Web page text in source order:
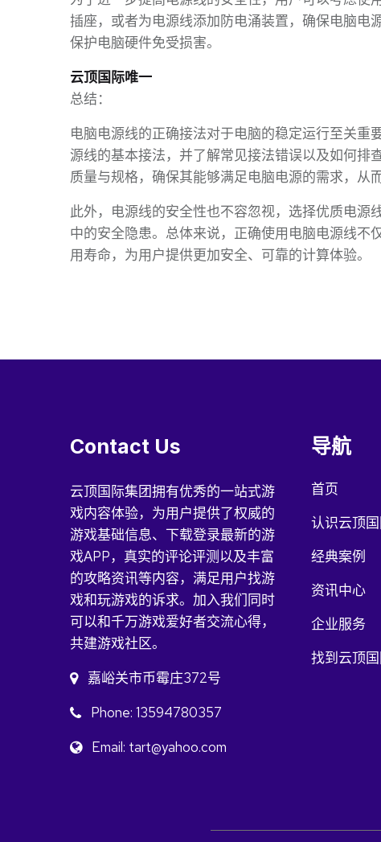
插座，或者为电源线添加防电涌装置，确保电脑电
保护电脑硬件免受损害。
云顶国际唯一
总结：
电脑电源线的正确接法对于电脑的稳定运行至关
源线的基本接法，并了解常见接法错误以及如何排
质量与规格，确保其能够满足电脑电源的需求，从
此外，电源线的安全性也不容忽视，选择优质电
中的安全隐患。总体来说，正确使用电脑电源线
用寿命，为用户提供更加安全、可靠的计算体验。
Contact Us
云顶国际集团拥有优秀的一站式游
戏内容体验，为用户提供了权威的
游戏基础信息、下载登录最新的游
戏APP，真实的评论评测以及丰富
的攻略资讯等内容，满足用户找游
戏和玩游戏的诉求。加入我们同时
可以和千万游戏爱好者交流心得，
共建游戏社区。
嘉峪关市币霉庄372号
Phone: 13594780357
Email: tart@yahoo.com
导航
首页
认识云顶
经典案例
资讯中心
企业服务
找到云顶